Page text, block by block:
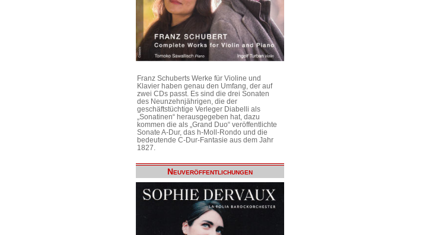
Franz Schuberts Werke für Violine und
Klavier haben genau den Umfang, der auf
zwei CDs passt. Es sind die drei Sonaten
des Neunzehnjährigen, die der
geschäftstüchtige Verleger Diabelli als
„Sonatinen“ herausgegeben hat, dazu
kommen die als „Grand Duo“ veröffentlichte
Sonate A-Dur, das h-Moll-Rondo und die
bedeutende C-Dur-Fantasie aus dem Jahr
1827.
Neuveröffentlichungen